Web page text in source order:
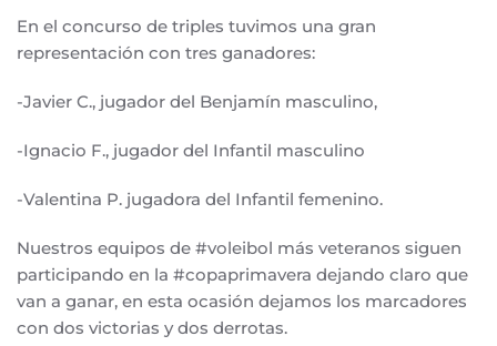
En el concurso de triples tuvimos una gran
representación con tres ganadores:
-Javier C., jugador del Benjamín masculino,
-Ignacio F., jugador del Infantil masculino
-Valentina P. jugadora del Infantil femenino.
Nuestros equipos de #voleibol más veteranos siguen
participando en la #copaprimavera dejando claro que
van a ganar, en esta ocasión dejamos los marcadores
con dos victorias y dos derrotas.